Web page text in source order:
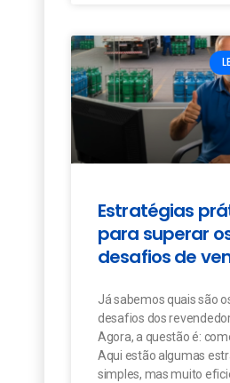
Estratégias
para superar
desafios de
Já sabemos quais são
desafios dos
Agora, a questão é:
Aqui estão algumas
simples, mas muito